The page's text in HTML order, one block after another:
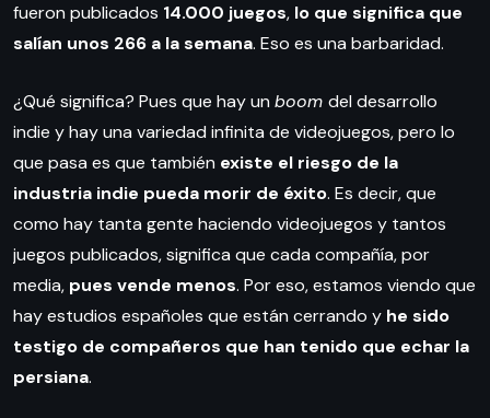
fueron publicados 14.000 juegos, lo que significa que
salían unos 266 a la semana. Eso es una barbaridad.
¿Qué significa? Pues que hay un boom del desarrollo
indie y hay una variedad infinita de videojuegos, pero lo
que pasa es que también existe el riesgo de la
industria indie pueda morir de éxito. Es decir, que
como hay tanta gente haciendo videojuegos y tantos
juegos publicados, significa que cada compañía, por
media, pues vende menos. Por eso, estamos viendo que
hay estudios españoles que están cerrando y he sido
testigo de compañeros que han tenido que echar la
persiana.